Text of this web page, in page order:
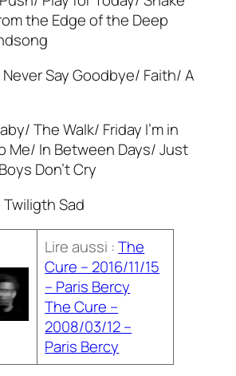
the Edge of the Deep
Never Say Goodbye/ Faith/ A
The Walk/ Friday I’m in
Me/ In Between Days/ Just
Don’t Cry
Sad
Lire aussi :The
Cure – 2016/11/15
– Paris Bercy
The Cure –
2008/03/12 –
Paris Bercy